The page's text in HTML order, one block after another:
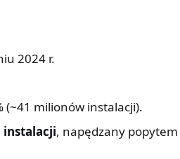
2024 r.
(~41 milionów instalacji).
, napędzany